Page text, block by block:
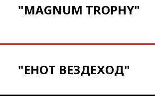
"MAGNUM TROPHY"
"ЕНОТ ВЕЗДЕХОД"